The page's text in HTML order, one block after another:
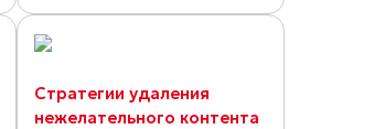
Стратегии удаления
нежелательного контента